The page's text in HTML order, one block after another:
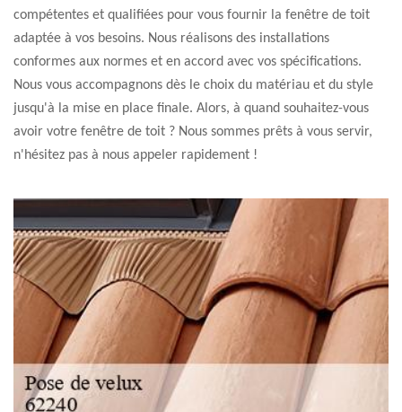
compétentes et qualifiées pour vous fournir la fenêtre de toit
adaptée à vos besoins. Nous réalisons des installations
conformes aux normes et en accord avec vos spécifications.
Nous vous accompagnons dès le choix du matériau et du style
jusqu'à la mise en place finale. Alors, à quand souhaitez-vous
avoir votre fenêtre de toit ? Nous sommes prêts à vous servir,
n'hésitez pas à nous appeler rapidement !